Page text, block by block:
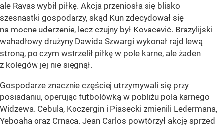
ale Ravas wybił piłkę. Akcja przeniosła się blisko
szesnastki gospodarzy, skąd Kun zdecydował się
na mocne uderzenie, lecz czujny był Kovacević. Brazylijski
wahadłowy drużyny Dawida Szwargi wykonał rajd lewą
stroną, po czym wstrzelił piłkę w pole karne, ale żaden
z kolegów jej nie sięgnął.
Gospodarze znacznie częściej utrzymywali się przy
posiadaniu, operując futbolówką w pobliżu pola karnego
Widzewa. Cebula, Koczergin i Piasecki zmienili Ledermana,
Yeboaha oraz Crnaca. Jean Carlos powtórzył akcję sprzed